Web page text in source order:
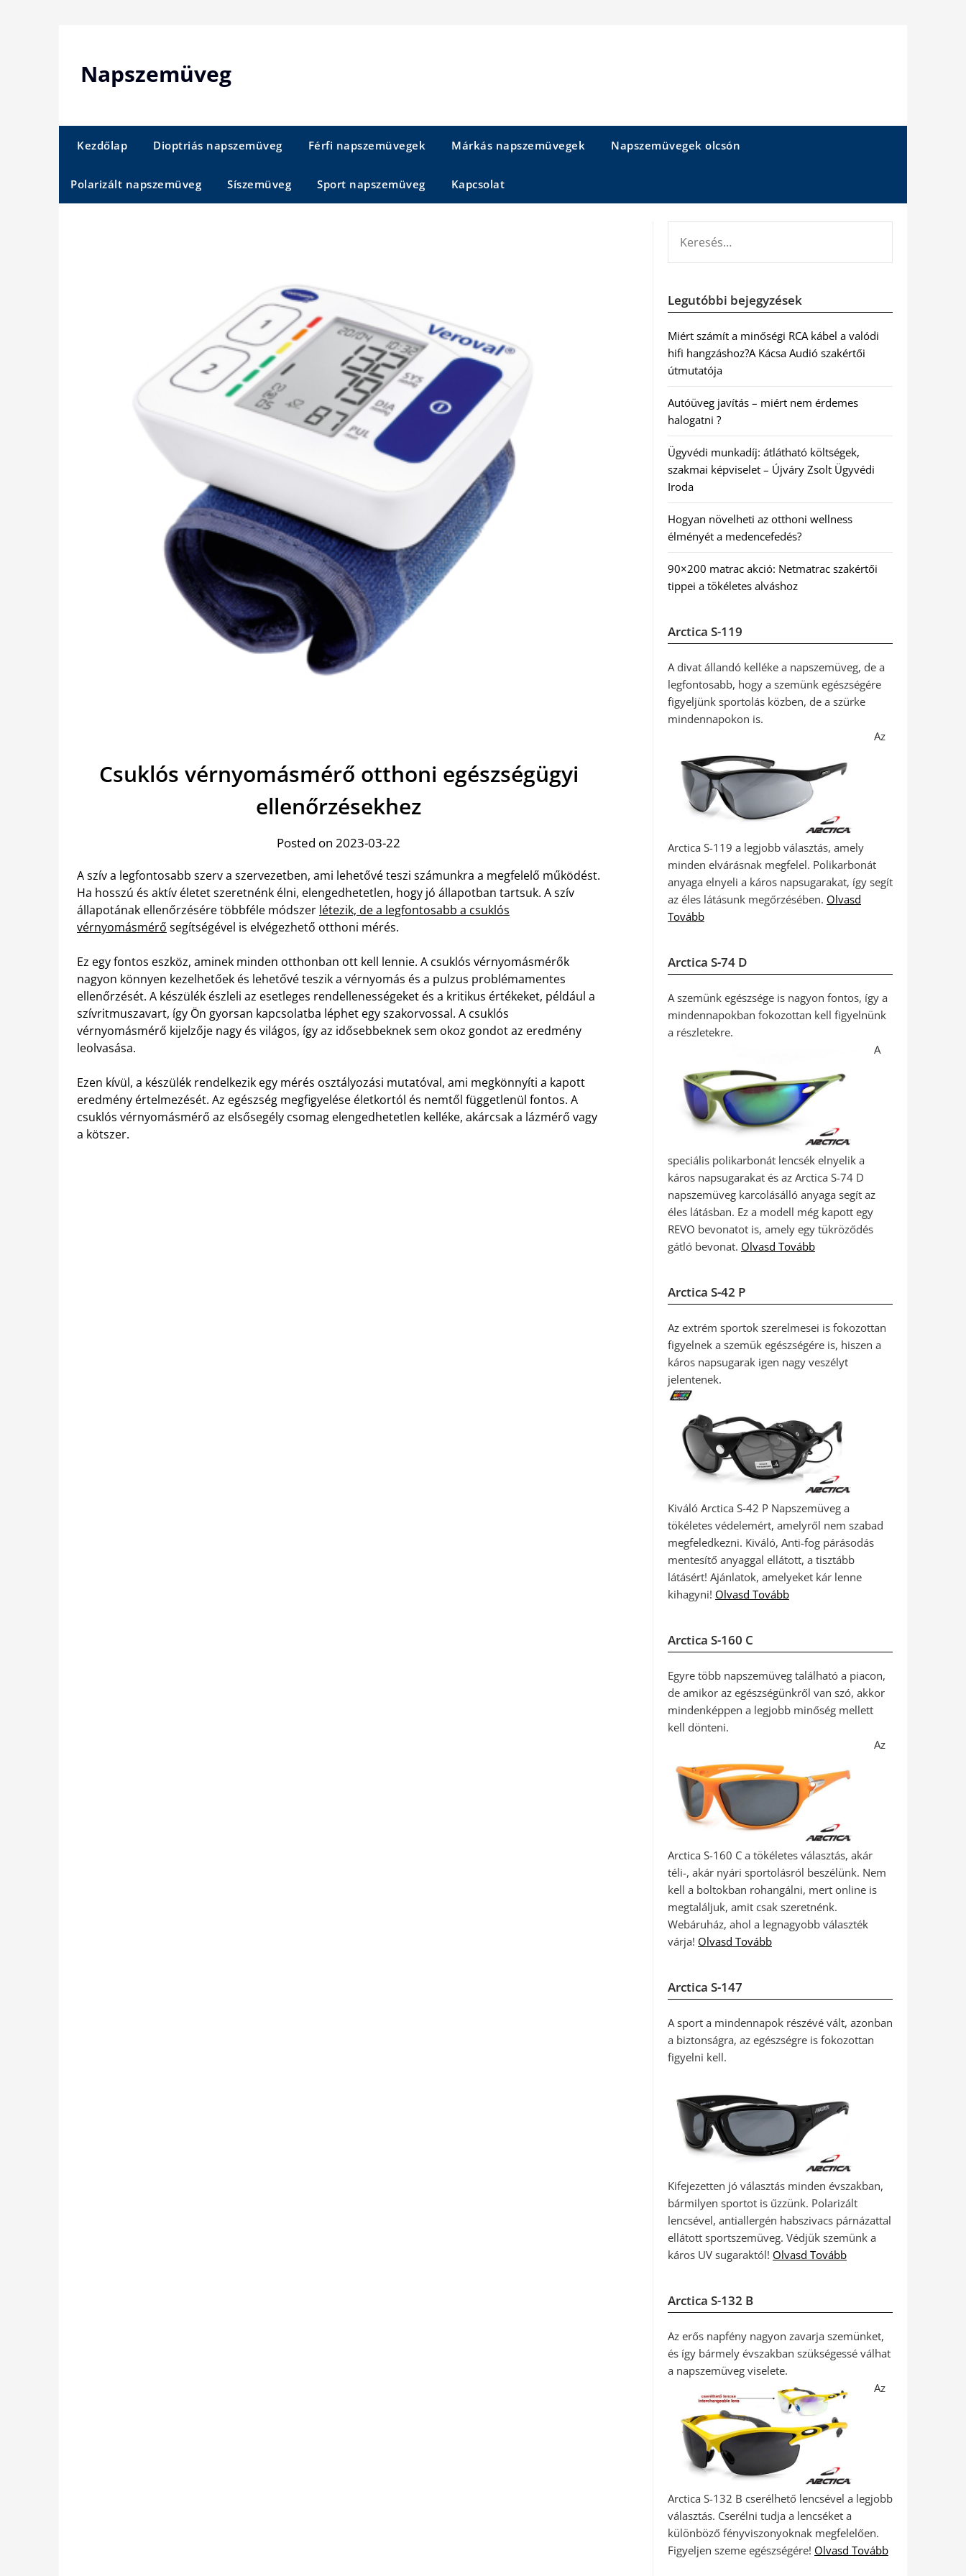
Napszemüveg
Kezdőlap Dioptriás napszemüveg Férfi napszemüvegek Márkás napszemüvegek Napszemüvegek olcsón
Polarizált napszemüveg Síszemüveg Sport napszemüveg Kapcsolat
Csuklós vérnyomásmérő otthoni egészségügyi
ellenőrzésekhez
Posted on 2023-03-22
A szív a legfontosabb szerv a szervezetben, ami lehetővé teszi számunkra a megfelelő működést.
Ha hosszú és aktív életet szeretnénk élni, elengedhetetlen, hogy jó állapotban tartsuk. A szív
állapotának ellenőrzésére többféle módszer létezik, de a legfontosabb a csuklós
vérnyomásmérő segítségével is elvégezhető otthoni mérés.
Ez egy fontos eszköz, aminek minden otthonban ott kell lennie. A csuklós vérnyomásmérők
nagyon könnyen kezelhetőek és lehetővé teszik a vérnyomás és a pulzus problémamentes
ellenőrzését. A készülék észleli az esetleges rendellenességeket és a kritikus értékeket, például a
szívritmuszavart, így Ön gyorsan kapcsolatba léphet egy szakorvossal. A csuklós
vérnyomásmérő kijelzője nagy és világos, így az idősebbeknek sem okoz gondot az eredmény
leolvasása.
Ezen kívül, a készülék rendelkezik egy mérés osztályozási mutatóval, ami megkönnyíti a kapott
eredmény értelmezését. Az egészség megfigyelése életkortól és nemtől függetlenül fontos. A
csuklós vérnyomásmérő az elsősegély csomag elengedhetetlen kelléke, akárcsak a lázmérő vagy
a kötszer.
Legutóbbi bejegyzések
Miért számít a minőségi RCA kábel a valódi
hifi hangzáshoz?A Kácsa Audió szakértői
útmutatója
Autóüveg javítás – miért nem érdemes
halogatni ?
Ügyvédi munkadíj: átlátható költségek,
szakmai képviselet – Újváry Zsolt Ügyvédi
Iroda
Hogyan növelheti az otthoni wellness
élményét a medencefedés?
90×200 matrac akció: Netmatrac szakértői
tippei a tökéletes alváshoz
Arctica S-119
A divat állandó kelléke a napszemüveg, de a
legfontosabb, hogy a szemünk egészségére
figyeljünk sportolás közben, de a szürke
mindennapokon is.
Az
Arctica S-119 a legjobb választás, amely
minden elvárásnak megfelel. Polikarbonát
anyaga elnyeli a káros napsugarakat, így segít
az éles látásunk megőrzésében. Olvasd
Tovább
Arctica S-74 D
A szemünk egészsége is nagyon fontos, így a
mindennapokban fokozottan kell figyelnünk
a részletekre.
A
speciális polikarbonát lencsék elnyelik a
káros napsugarakat és az Arctica S-74 D
napszemüveg karcolásálló anyaga segít az
éles látásban. Ez a modell még kapott egy
REVO bevonatot is, amely egy tükröződés
gátló bevonat. Olvasd Tovább
Arctica S-42 P
Az extrém sportok szerelmesei is fokozottan
figyelnek a szemük egészségére is, hiszen a
káros napsugarak igen nagy veszélyt
jelentenek.
Kiváló Arctica S-42 P Napszemüveg a
tökéletes védelemért, amelyről nem szabad
megfeledkezni. Kiváló, Anti-fog párásodás
mentesítő anyaggal ellátott, a tisztább
látásért! Ajánlatok, amelyeket kár lenne
kihagyni! Olvasd Tovább
Arctica S-160 C
Egyre több napszemüveg található a piacon,
de amikor az egészségünkről van szó, akkor
mindenképpen a legjobb minőség mellett
kell dönteni.
Az
Arctica S-160 C a tökéletes választás, akár
téli-, akár nyári sportolásról beszélünk. Nem
kell a boltokban rohangálni, mert online is
megtaláljuk, amit csak szeretnénk.
Webáruház, ahol a legnagyobb választék
várja! Olvasd Tovább
Arctica S-147
A sport a mindennapok részévé vált, azonban
a biztonságra, az egészségre is fokozottan
figyelni kell.
Kifejezetten jó választás minden évszakban,
bármilyen sportot is űzzünk. Polarizált
lencsével, antiallergén habszivacs párnázattal
ellátott sportszemüveg. Védjük szemünk a
káros UV sugaraktól! Olvasd Tovább
Arctica S-132 B
Az erős napfény nagyon zavarja szemünket,
és így bármely évszakban szükségessé válhat
a napszemüveg viselete.
Az
Arctica S-132 B cserélhető lencsével a legjobb
választás. Cserélni tudja a lencséket a
különböző fényviszonyoknak megfelelően.
Figyeljen szeme egészségére! Olvasd Tovább